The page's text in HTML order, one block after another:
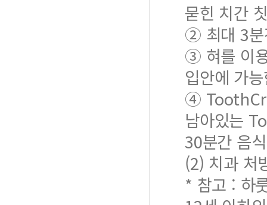
묻힌 치간
② 최대 3분
③ 혀를 이
입안에 가
④
남아있는
30분간 음
(2) 치과 처
* 참고 : 하